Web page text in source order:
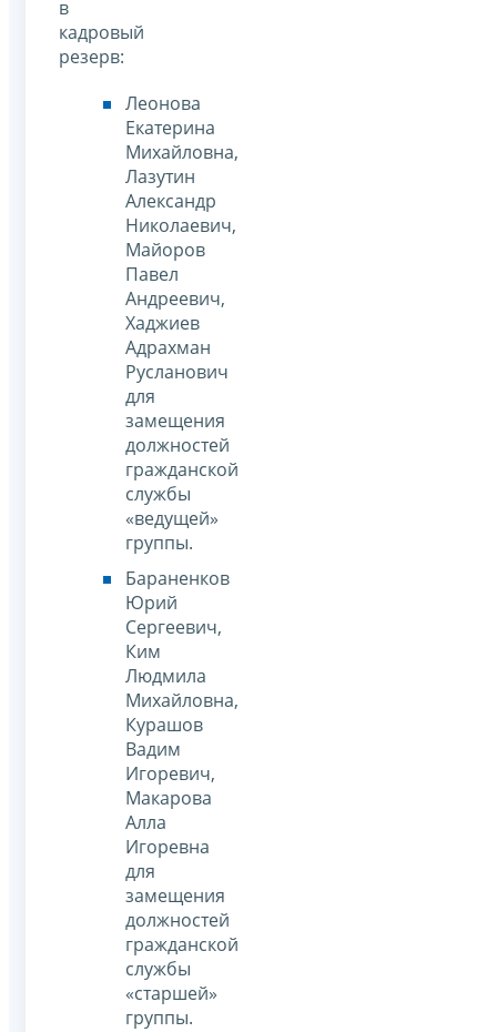
в
кадровый
резерв:
Леонова
Екатерина
Михайловна,
Лазутин
Александр
Николаевич,
Майоров
Павел
Андреевич,
Хаджиев
Адрахман
Русланович
для
замещения
должностей
гражданской
службы
«ведущей»
группы.
Бараненков
Юрий
Сергеевич,
Ким
Людмила
Михайловна,
Курашов
Вадим
Игоревич,
Макарова
Алла
Игоревна
для
замещения
должностей
гражданской
службы
«старшей»
группы.